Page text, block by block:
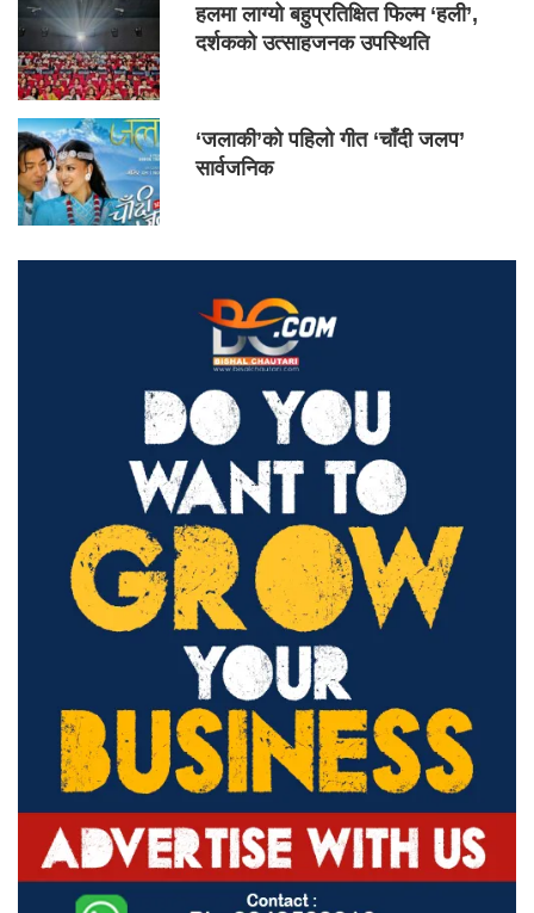
हलमा लाग्यो बहुप्रतिक्षित फिल्म ‘हली’,
दर्शकको उत्साहजनक उपस्थिति
‘जलाकी’को पहिलो गीत ‘चाँदी जलप’
सार्वजनिक